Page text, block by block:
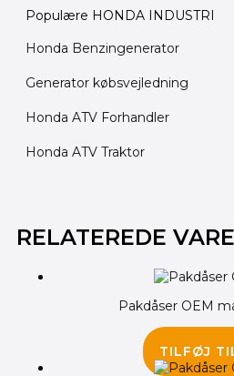
Populære HONDA INDUSTRI
Honda Benzingenerator
Generator købsvejledning
Honda ATV Forhandler
Honda ATV Traktor
RELATEREDE
Pakdåser OEM
TILFØJ